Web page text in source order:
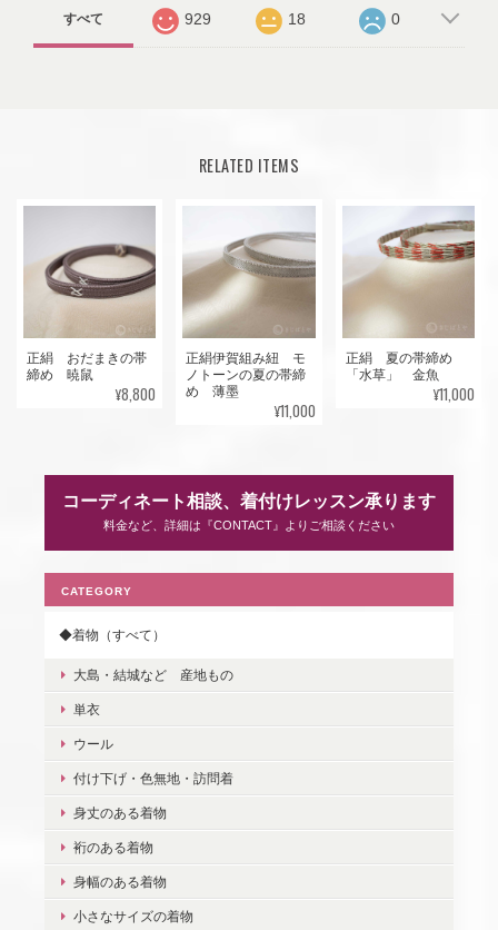
すべて 929 18 0
RELATED ITEMS
正絹 おだまきの帯
締め 暁鼠
¥8,800
正絹伊賀組み紐 モ
ノトーンの夏の帯締
め 薄墨
¥11,000
正絹 夏の帯締め
「水草」 金魚
¥11,000
コーディネート相談、着付けレッスン承ります
料金など、詳細は『CONTACT』よりご相談ください
CATEGORY
◆着物（すべて）
大島・結城など 産地もの
単衣
ウール
付け下げ・色無地・訪問着
身丈のある着物
裄のある着物
身幅のある着物
小さなサイズの着物